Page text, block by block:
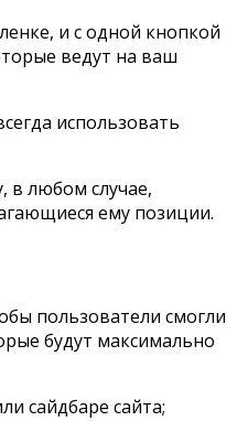
и с одной кнопкой
ведут на ваш
использовать
в любом случае,
ему позиции.
пользователи смогли
будут максимально
сайдбаре сайта;